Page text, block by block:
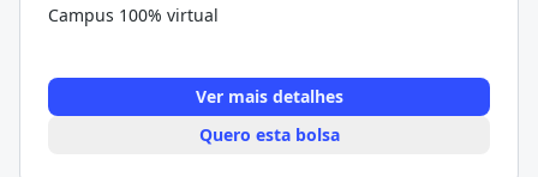
Campus 100% virtual
Ver mais detalhes
Quero esta bolsa